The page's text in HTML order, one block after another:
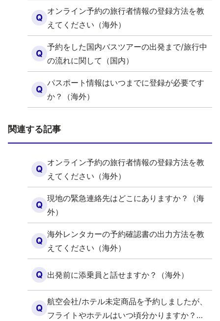
Q
オンライン予約の旅行者情報の登録方法を教
えてください（海外）
Q
予約をした国内バスツアーの出発まで/旅行中
の流れに関して（国内）
Q
パスポート情報はいつまでに登録が必要です
か？（海外）
関連する記事
Q
オンライン予約の旅行者情報の登録方法を教
えてください（海外）
Q
現地の緊急連絡先はどこにありますか？（海
外）
Q
海外レンタカーの予約確認書の出力方法を教
えてください（海外）
Q 出発前に添乗員と話せますか？（海外）
Q
航空会社/ホテル未定商品を予約しましたが、
フライトやホテルはいつ頃分かりますか？